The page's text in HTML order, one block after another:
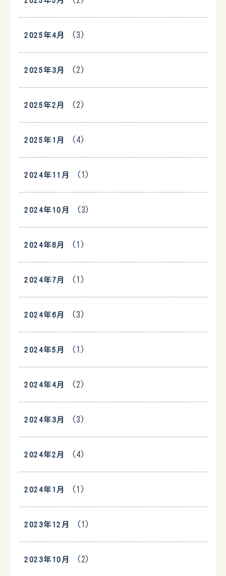
2025年4月 (3)
2025年3月 (2)
2025年2月 (2)
2025年1月 (4)
2024年11月 (1)
2024年10月 (3)
2024年8月 (1)
2024年7月 (1)
2024年6月 (3)
2024年5月 (1)
2024年4月 (2)
2024年3月 (3)
2024年2月 (4)
2024年1月 (1)
2023年12月 (1)
2023年10月 (2)